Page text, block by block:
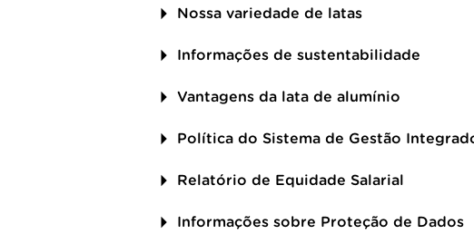
Nossa variedade de latas
Informações de sustentabilidade
Vantagens da lata de alumínio
Política do Sistema de Gestão
Relatório de Equidade Salarial
Informações sobre Proteção de Dados